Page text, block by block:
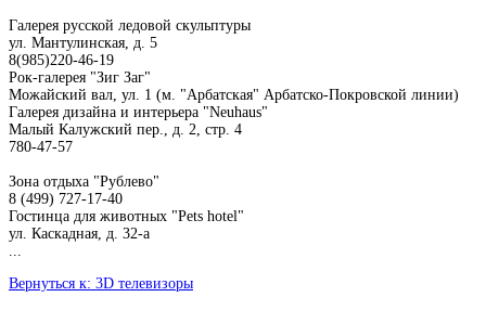
Галерея русской ледовой скульптуры
ул. Мантулинская, д. 5
8(985)220-46-19
Рок-галерея "Зиг Заг"
Можайский вал, ул. 1 (м. "Арбатская" Арбатско-Покровской линии)
Галерея дизайна и интерьера "Neuhaus"
Малый Калужский пер., д. 2, стр. 4
780-47-57
Зона отдыха "Рублево"
8 (499) 727-17-40
Гостинца для животных "Рets hotel"
ул. Каскадная, д. 32-а
Вернуться к: 3D телевизоры